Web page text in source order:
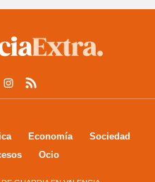
Economía
Sociedad
Ocio